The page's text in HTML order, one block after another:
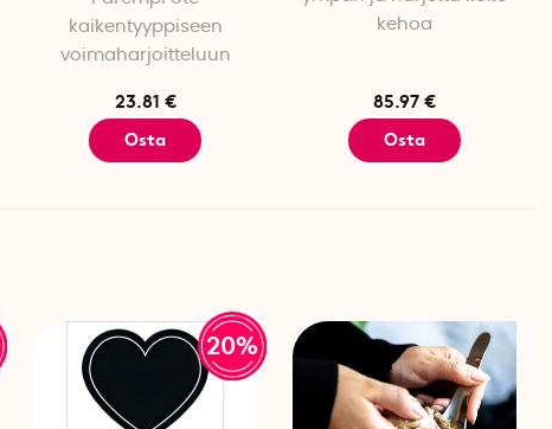
kaikentyyppiseen
voimaharjoitteluun
23.81 €
Osta
kehoa
85.97 €
Osta
20%